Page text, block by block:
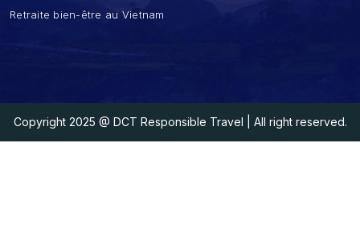
Retraite bien-être au Vietnam
Copyright 2025 @ DCT Responsible Travel | All right reserved.